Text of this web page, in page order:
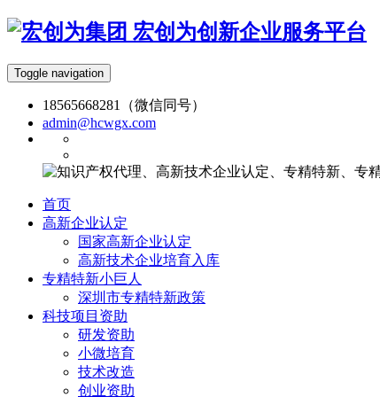
宏创为创新企业服务平台
Toggle navigation
18565668281（微信同号）
admin@hcwgx.com
首页
高新企业认定
国家高新企业认定
高新技术企业培育入库
专精特新小巨人
深圳市专精特新政策
科技项目资助
研发资助
小微培育
技术改造
创业资助